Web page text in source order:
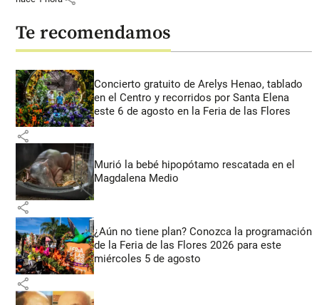
Te recomendamos
Concierto gratuito de Arelys Henao, tablado
en el Centro y recorridos por Santa Elena
este 6 de agosto en la Feria de las Flores
share
Murió la bebé hipopótamo rescatada en el
Magdalena Medio
share
¿Aún no tiene plan? Conozca la programación
de la Feria de las Flores 2026 para este
miércoles 5 de agosto
share